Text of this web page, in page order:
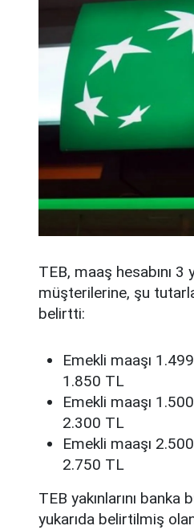
TEB, maaş hesabını 3
müşterilerine, şu
belirtti:
Emekli maaşı
1.850 TL
Emekli maaşı
2.300 TL
Emekli maaşı
2.750 TL
TEB yakınlarını
yukarıda belirtilmiş